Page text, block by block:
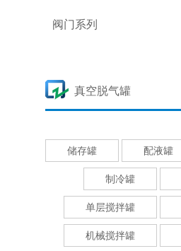
阀门系列
真空脱气罐
储存罐 配液罐
制冷罐
单层搅拌罐
机械搅拌罐